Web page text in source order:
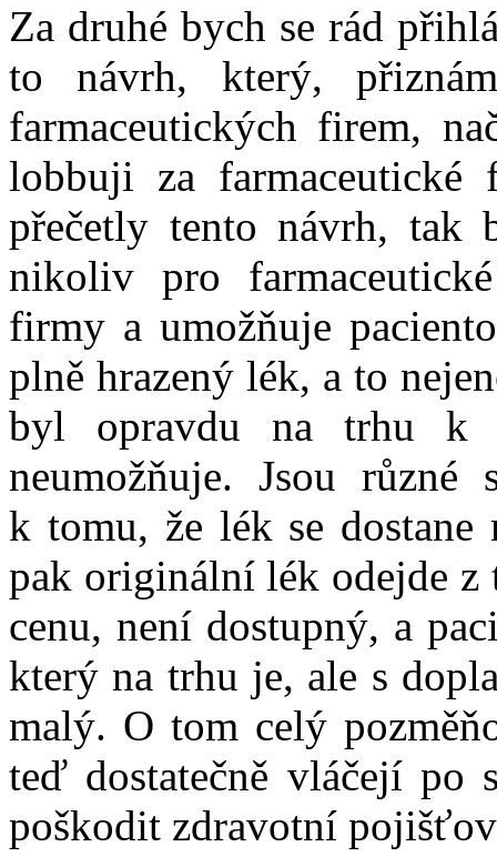
Za druhé bych se rád
to návrh, který,
farmaceutických firem,
lobbuji za
přečetly tento návrh, tak
nikoliv pro
firmy a umožňuje
plně hrazený lék, a to
byl opravdu na trhu k
neumožňuje. Jsou
k tomu, že lék se dostane
pak originální lék odejde
cenu, není dostupný, a
který na trhu je, ale s
malý. O tom celý
teď dostatečně vláčejí po
poškodit zdravotní